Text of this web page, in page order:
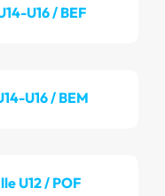
U16 / BEF
U16 / BEM
U12 / POF